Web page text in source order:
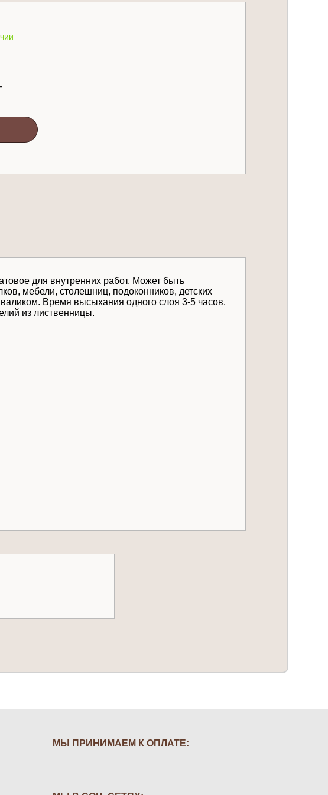
для внутренних работ. Может быть
мебели, столешниц, подоконников, детских
Время высыхания одного слоя 3-5 часов.
из лиственницы.
МЫ ПРИНИМАЕМ К ОПЛАТЕ: